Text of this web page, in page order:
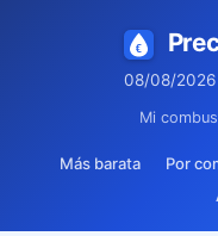
08/08/2026
Mi
Más barata Por